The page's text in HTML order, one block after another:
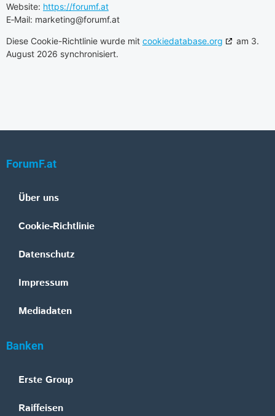
Website: https://forumf.at
E‑Mail: marketing@forumf.at
Diese Cookie-Richtlinie wurde mit cookiedatabase.org
am 3.
August 2026 synchronisiert.
ForumF.at
Über uns
Cookie-Richtlinie
Datenschutz
Impressum
Mediadaten
Banken
Erste Group
Raiffeisen